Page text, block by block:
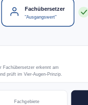
Fachübersetzer
"Ausgangswert"
Fachübersetzer erkennt am
prüft im Vier-Augen-Prinzip.
Fachgebiete